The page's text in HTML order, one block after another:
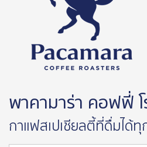
พาคามาร่า คอฟฟี่ โ
กาแฟสเปเชียลตี้ที่ดื่มได้